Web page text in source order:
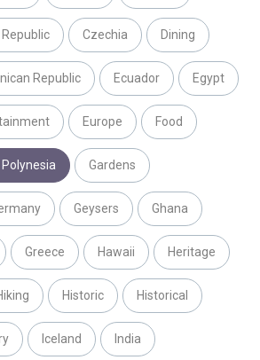
Czechia Dining
Republic Ecuador Egypt
Europe Food
Polynesia Gardens
Geysers Ghana
Greece Hawaii Heritage
Historic Historical
Iceland India